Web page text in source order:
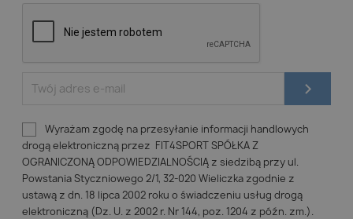
Wyrażam zgodę na przesyłanie informacji handlowych
drogą elektroniczną przez FIT4SPORT SPÓŁKA Z
OGRANICZONĄ ODPOWIEDZIALNOŚCIĄ z siedzibą przy ul.
Powstania Styczniowego 2/1, 32-020 Wieliczka zgodnie z
ustawą z dn. 18 lipca 2002 roku o świadczeniu usług drogą
elektroniczną (Dz. U. z 2002 r. Nr 144, poz. 1204 z późn. zm.).